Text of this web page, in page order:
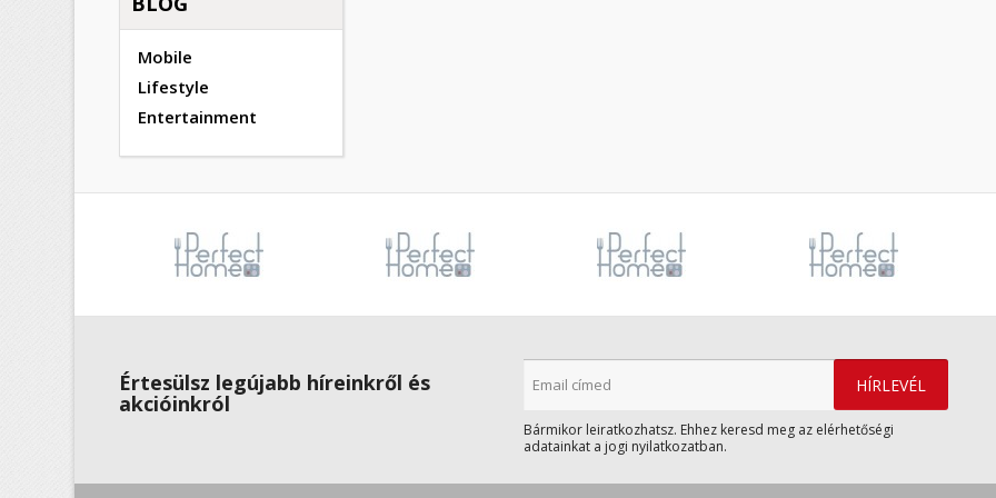
Mobile
Lifestyle
Entertainment
Értesülsz legújabb híreinkről és
akcióinkról
Bármikor leiratkozhatsz. Ehhez keresd meg az elérhetőségi
adatainkat a jogi nyilatkozatban.